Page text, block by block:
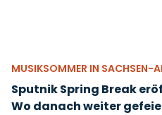
MUSIKSOMMER IN SACHSEN-
Sputnik Spring Break
Wo danach weiter